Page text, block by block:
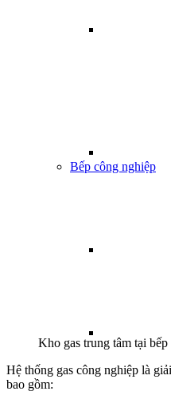
Bếp công nghiệp
Kho gas trung tâm tại
Hệ thống gas công nghiệp là
bao gồm: